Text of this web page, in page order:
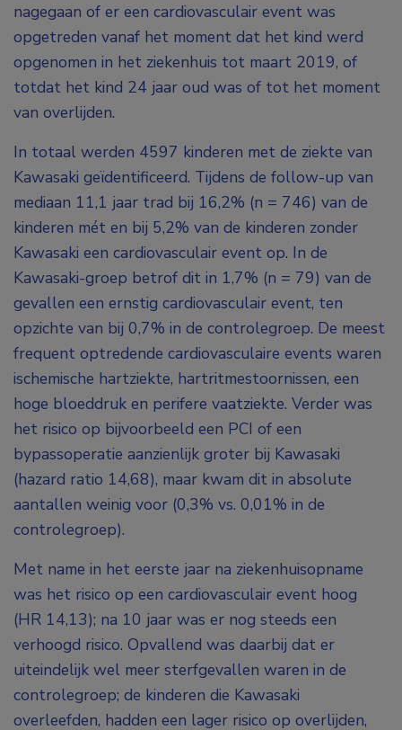
nagegaan of er een cardiovasculair event was
opgetreden vanaf het moment dat het kind werd
opgenomen in het ziekenhuis tot maart 2019, of
totdat het kind 24 jaar oud was of tot het moment
van overlijden.
In totaal werden 4597 kinderen met de ziekte van
Kawasaki geïdentificeerd. Tijdens de follow-up van
mediaan 11,1 jaar trad bij 16,2% (n = 746) van de
kinderen mét en bij 5,2% van de kinderen zonder
Kawasaki een cardiovasculair event op. In de
Kawasaki-groep betrof dit in 1,7% (n = 79) van de
gevallen een ernstig cardiovasculair event, ten
opzichte van bij 0,7% in de controlegroep. De meest
frequent optredende cardiovasculaire events waren
ischemische hartziekte, hartritmestoornissen, een
hoge bloeddruk en perifere vaatziekte. Verder was
het risico op bijvoorbeeld een PCI of een
bypassoperatie aanzienlijk groter bij Kawasaki
(hazard ratio 14,68), maar kwam dit in absolute
aantallen weinig voor (0,3% vs. 0,01% in de
controlegroep).
Met name in het eerste jaar na ziekenhuisopname
was het risico op een cardiovasculair event hoog
(HR 14,13); na 10 jaar was er nog steeds een
verhoogd risico. Opvallend was daarbij dat er
uiteindelijk wel meer sterfgevallen waren in de
controlegroep; de kinderen die Kawasaki
overleefden, hadden een lager risico op overlijden,